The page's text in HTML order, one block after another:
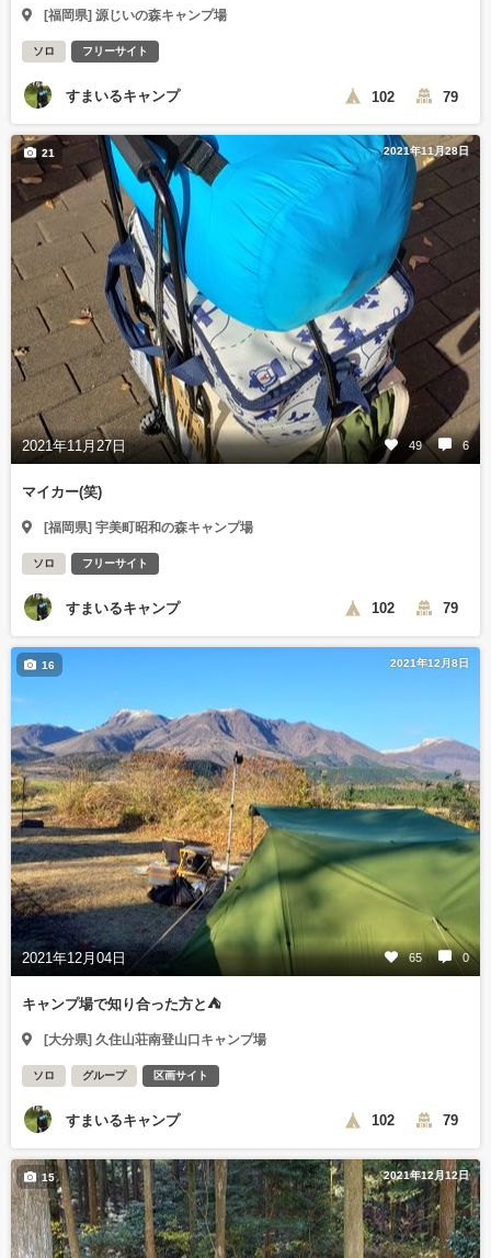
[福岡県] 源じいの森キャンプ場
ソロ フリーサイト
すまいるキャンプ 102 79
2021年11月28日
2021年11月27日 49 6
21
マイカー(笑)
[福岡県] 宇美町昭和の森キャンプ場
ソロ フリーサイト
すまいるキャンプ 102 79
2021年12月8日
2021年12月04日 65 0
16
キャンプ場で知り合った方と⛺
[大分県] 久住山荘南登山口キャンプ場
ソロ グループ 区画サイト
すまいるキャンプ 102 79
2021年12月12日
15